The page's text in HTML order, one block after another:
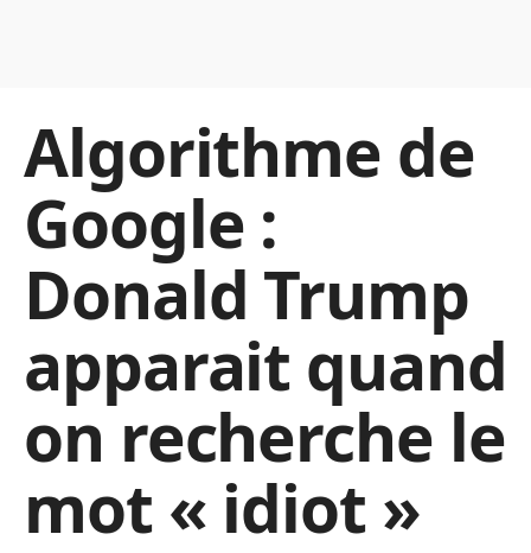
Algorithme de
Google :
Donald Trump
apparait quand
on recherche le
mot « idiot »